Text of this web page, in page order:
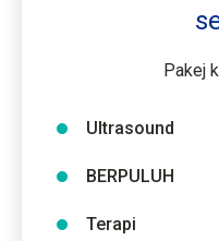
Pakej
Ultrasound
BERPULUH
Terapi